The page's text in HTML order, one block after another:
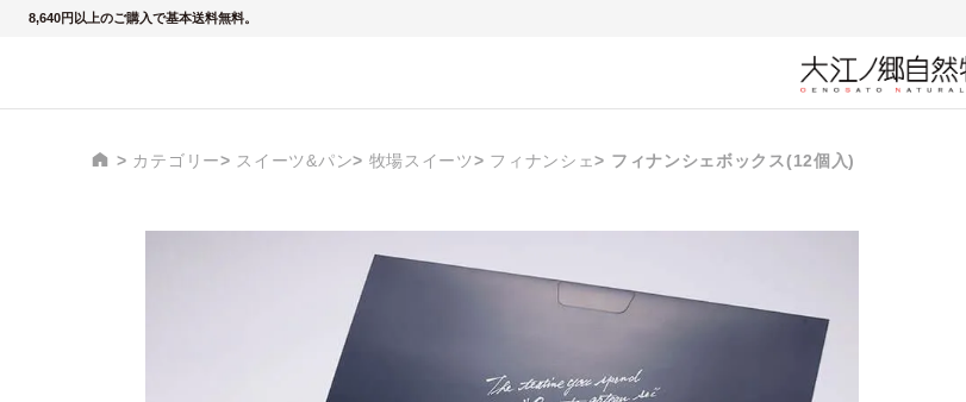
8,640円以上のご購入で基本送料無料。
カテゴリー スイーツ&パン 牧場スイーツ フィナンシェ フィナンシェボックス(12個入)